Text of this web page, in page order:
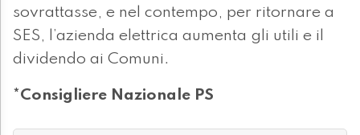
sovrattasse, e nel contempo, per ritornare a
SES, l’azienda elettrica aumenta gli utili e il
dividendo ai Comuni.
*Consigliere Nazionale PS